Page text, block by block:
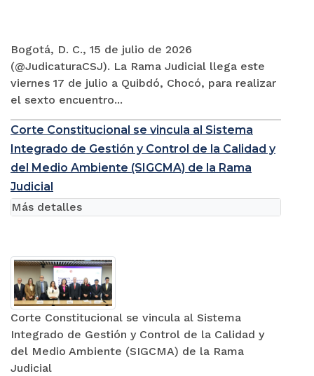
Bogotá, D. C., 15 de julio de 2026
(@JudicaturaCSJ). La Rama Judicial llega este
viernes 17 de julio a Quibdó, Chocó, para realizar
el sexto encuentro...
Corte Constitucional se vincula al Sistema
Integrado de Gestión y Control de la Calidad y
del Medio Ambiente (SIGCMA) de la Rama
Judicial
Corte Constitucional se vincula al Sistema
Integrado de Gestión y Control de la Calidad y
del Medio Ambiente (SIGCMA) de la Rama
Judicial
Más detalles